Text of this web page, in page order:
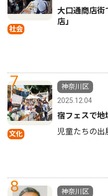
社会
大口通商店街
店」
7
文化
神奈川区
2025.12.04
宿フェスで地
児童たちの出
8
神奈川区